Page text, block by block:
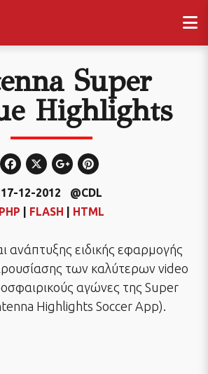
Super
Highlights
17-12-2012
@CDL
PHP
FLASH HTML
ανάπτυξης ειδικής εφαρμογής
των καλύτερων video
αγώνες της Super
Highlights Soccer App).